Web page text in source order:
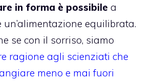
in forma è possibile a
equilibrata.
se con il sorriso, siamo
ragione agli scienziati che
meno e mai fuori